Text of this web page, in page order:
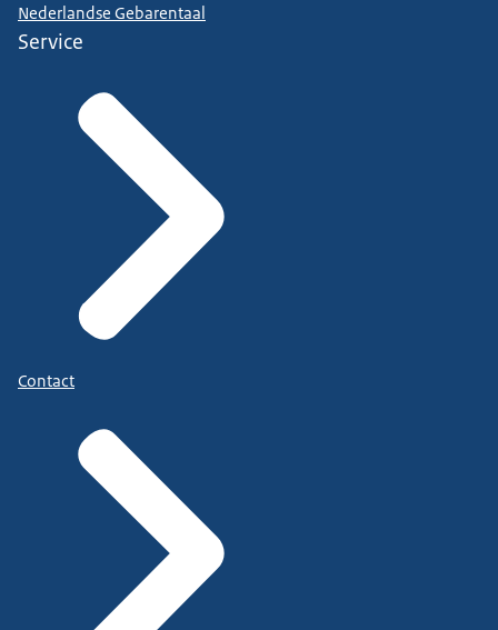
Nederlandse Gebarentaal
Service
Contact